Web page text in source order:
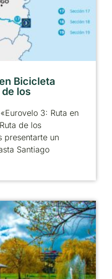
Bicicleta
los
3: Ruta en
de los
presentarte un
Santiago